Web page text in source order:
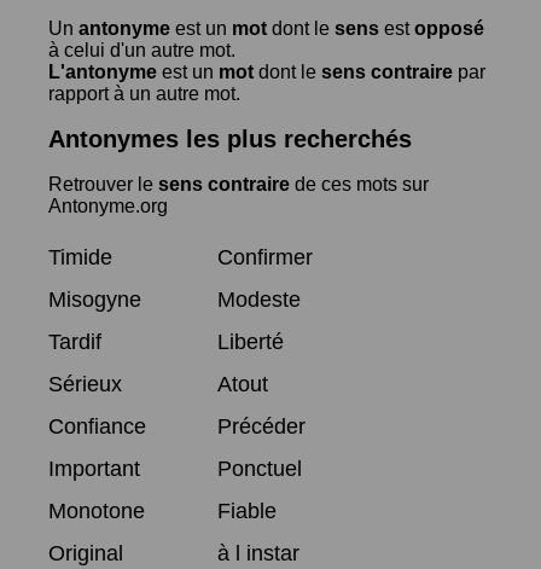
Un antonyme est un mot dont le sens estopposé
à celui d'un autre mot.
L'antonyme est un mot dont le sens contraire par
rapport à un autre mot.
Antonymes les plus recherchés
Retrouver le sens contraire de ces mots sur
Antonyme.org
Timide
Confirmer
Misogyne
Modeste
Tardif
Liberté
Sérieux
Atout
Confiance
Précéder
Important
Ponctuel
Monotone
Fiable
Original
à l instar